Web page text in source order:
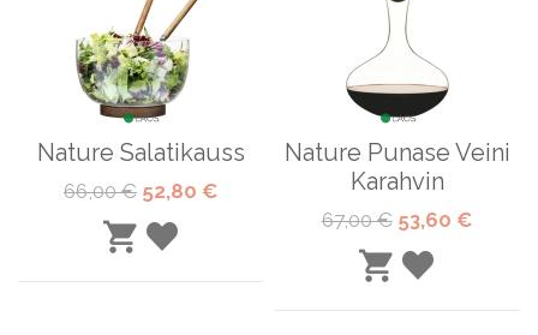
Nature Salatikauss
Tavahind
66,00 € Special
Price
52,80 €
Nature Punase Veini
Karahvin
Tavahind
67,00 € Special
Price
53,60 €